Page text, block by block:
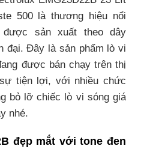
500 là thương hiệu nổi
sản xuất theo dây
đại. Đây là sản phẩm lò vi
được bán chạy trên thị
tiện lợi, với nhiều chức
bỏ lỡ chiếc lò vi sóng giá
nhé.
đẹp mắt với tone đen